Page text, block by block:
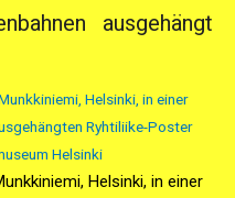
ausgehängt
Helsinki, in einer